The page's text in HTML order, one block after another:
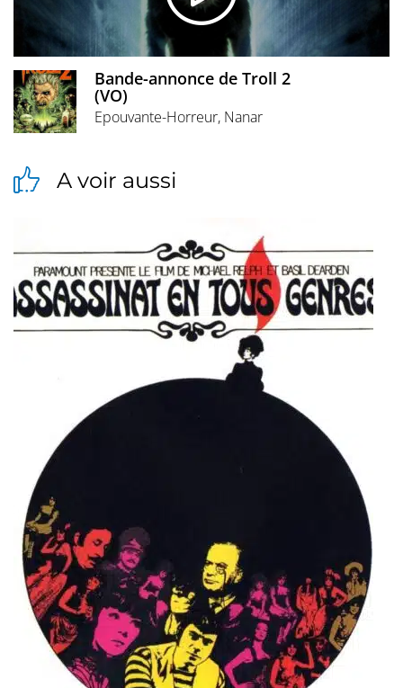
Bande-annonce de Troll 2
(VO)
Epouvante-Horreur, Nanar
A voir aussi